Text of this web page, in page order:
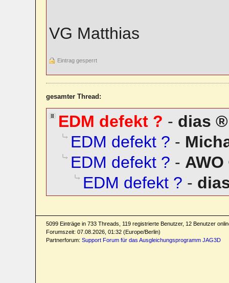
VG Matthias
Eintrag gesperrt
gesamter Thread:
EDM defekt ? - dias
EDM defekt ? -
EDM defekt ? - AWO
EDM defekt ? -
5099 Einträge in 733 Threads, 119 registrierte Benutzer, 12 Benutzer
Forumszeit: 07.08.2026, 01:32 (Europe/Berlin)
Partnerforum: Support Forum für das Ausgleichungsprogramm JAG3D